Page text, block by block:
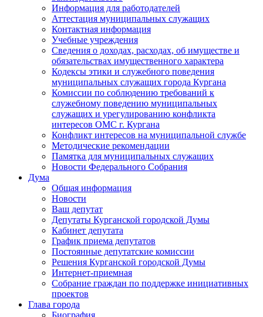
Информация для работодателей
Аттестация муниципальных служащих
Контактная информация
Учебные учреждения
Сведения о доходах, расходах, об имуществе и
обязательствах имущественного характера
Кодексы этики и служебного поведения
муниципальных служащих города Кургана
Комиссии по соблюдению требований к
служебному поведению муниципальных
служащих и урегулированию конфликта
интересов ОМС г. Кургана
Конфликт интересов на муниципальной службе
Методические рекомендации
Памятка для муниципальных служащих
Новости Федерального Cобрания
Дума
Общая информация
Новости
Ваш депутат
Депутаты Курганской городской Думы
Кабинет депутата
График приема депутатов
Постоянные депутатские комиссии
Решения Курганской городской Думы
Интернет-приемная
Собрание граждан по поддержке инициативных
проектов
Глава города
Биография